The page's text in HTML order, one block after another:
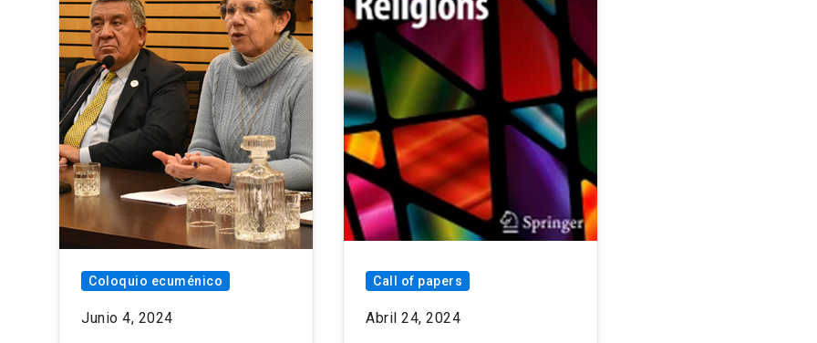
Coloquio ecuménico
Junio 4, 2024
Call of papers
Abril 24, 2024